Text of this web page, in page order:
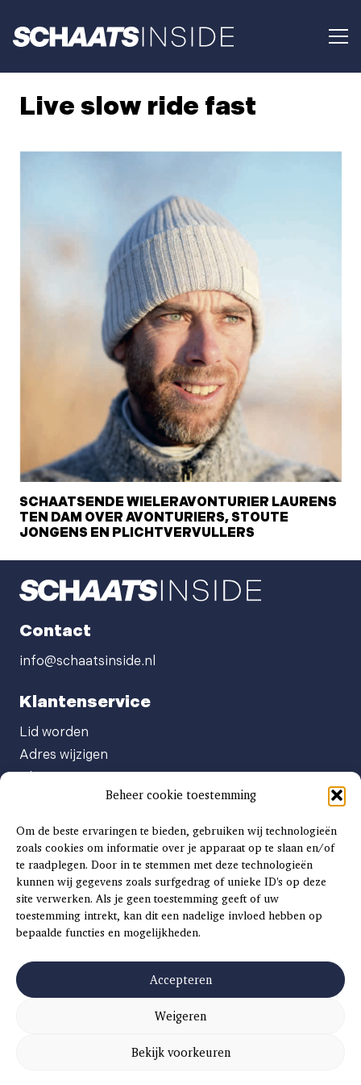
Beheer cookie toestemming
Om de beste ervaringen te bieden, gebruiken wij technologieën
zoals cookies om informatie over je apparaat op te slaan en/of
te raadplegen. Door in te stemmen met deze technologieën
kunnen wij gegevens zoals surfgedrag of unieke ID's op deze
site verwerken. Als je geen toestemming geeft of uw
toestemming intrekt, kan dit een nadelige invloed hebben op
bepaalde functies en mogelijkheden.
Accepteren
Weigeren
Bekijk voorkeuren
Live slow ride fast
SCHAATSENDE WIELERAVONTURIER LAURENS
TEN DAM OVER AVONTURIERS, STOUTE
JONGENS EN PLICHTVERVULLERS
Contact
info@schaatsinside.nl
Klantenservice
Lid worden
Adres wijzigen
Abonnement opzeggen
Afgeven automatische incasso
Factuur betalen
Klachtenformulier
Overige vragen
Adverteren
Advertentie Tariefkaart 2025
SITEMAP|ALGEMENE VOORWAARDEN
PRIVACYVERKLARING